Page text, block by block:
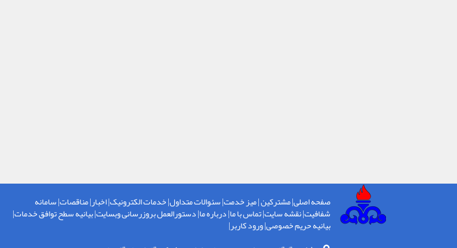
صفحه اصلی|مشترکین|میز خدمت|سئوالات متداول|خدمات الکترونیک|اخبار|مناقصات|سامانه
شفافیت|نقشه سایت|تماس با ما|درباره ما|دستورالعمل بروزرسانی وبسایت|بیانیه سطح توافق خدمات|
بیانیه حریم خصوصی|ورود کاربر|